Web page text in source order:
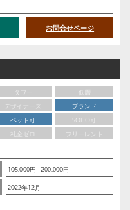
お問合せページ
タワー
低層
デザイナーズ
ブランド
ペット可
SOHO可
礼金ゼロ
フリーレント
105,000円 - 200,000円
2022年12月